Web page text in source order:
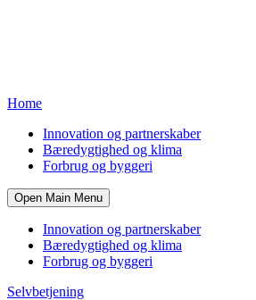
Home
Innovation og partnerskaber
Bæredygtighed og klima
Forbrug og byggeri
Open Main Menu
Innovation og partnerskaber
Bæredygtighed og klima
Forbrug og byggeri
Selvbetjening